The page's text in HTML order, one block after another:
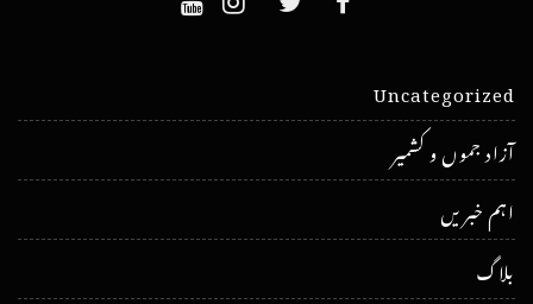
Uncategorized
آزاد جموں و کشمیر
اہم خبریں
بلاگ